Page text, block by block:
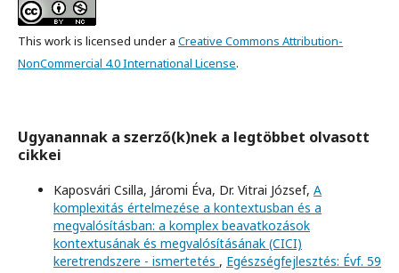
This work is licensed under a Creative Commons Attribution-
NonCommercial 4.0 International License.
Ugyanannak a szerző(k)nek a legtöbbet olvasott
cikkei
Kaposvári Csilla, Járomi Éva, Dr. Vitrai József, A
komplexitás értelmezése a kontextusban és a
megvalósításban: a komplex beavatkozások
kontextusának és megvalósításának (CICI)
keretrendszere - ismertetés , Egészségfejlesztés: Évf. 59